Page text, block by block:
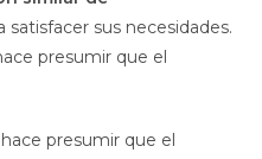
sus necesidades.
presumir que el
presumir que el